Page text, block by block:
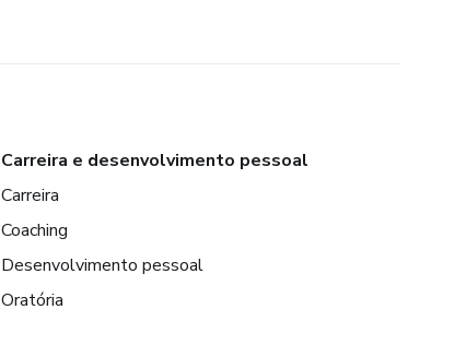
Carreira e desenvolvimento pessoal
Carreira
Coaching
Desenvolvimento pessoal
Oratória